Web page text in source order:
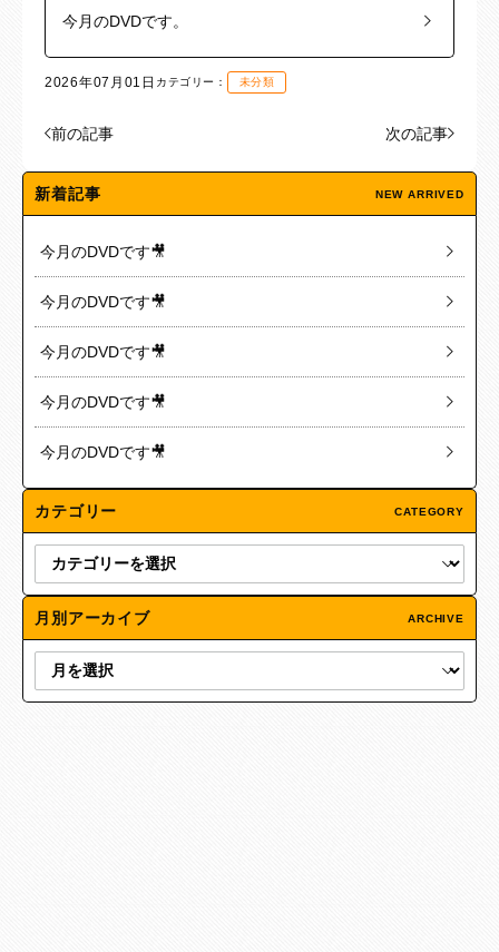
今月のDVDです。
2026年07月01日 カテゴリー： 未分類
前の記事 次の記事
新着記事 NEW ARRIVED
今月のDVDです🎥
今月のDVDです🎥
今月のDVDです🎥
今月のDVDです🎥
今月のDVDです🎥
カテゴリー CATEGORY
月別アーカイブ ARCHIVE